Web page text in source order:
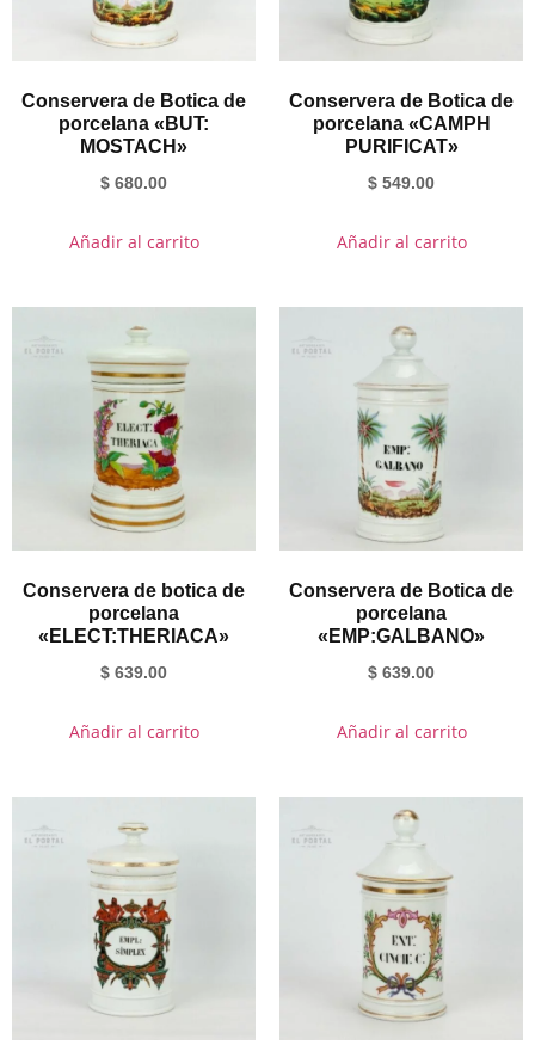
Conservera de Botica de
porcelana «BUT:
MOSTACH»
$ 680.00
Añadir al carrito
Conservera de Botica de
porcelana «CAMPH
PURIFICAT»
$ 549.00
Añadir al carrito
Conservera de botica de
porcelana
«ELECT:THERIACA»
$ 639.00
Añadir al carrito
Conservera de Botica de
porcelana
«EMP:GALBANO»
$ 639.00
Añadir al carrito